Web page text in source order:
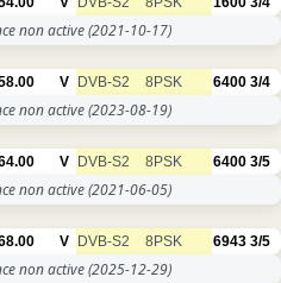
non active(2021-10-17)
V DVB-S2 8PSK 6400 3/4
non active(2023-08-19)
V DVB-S2 8PSK 6400 3/5
non active(2021-06-05)
V DVB-S2 8PSK 6943 3/5
non active(2025-12-29)